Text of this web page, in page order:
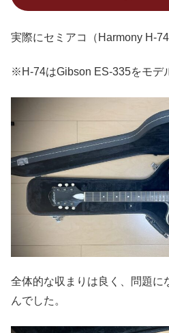
実際にセミアコ（Harmony H-
※H-74はGibson ES-335をモデ
全体的な収まりは良く、問題に
んでした。